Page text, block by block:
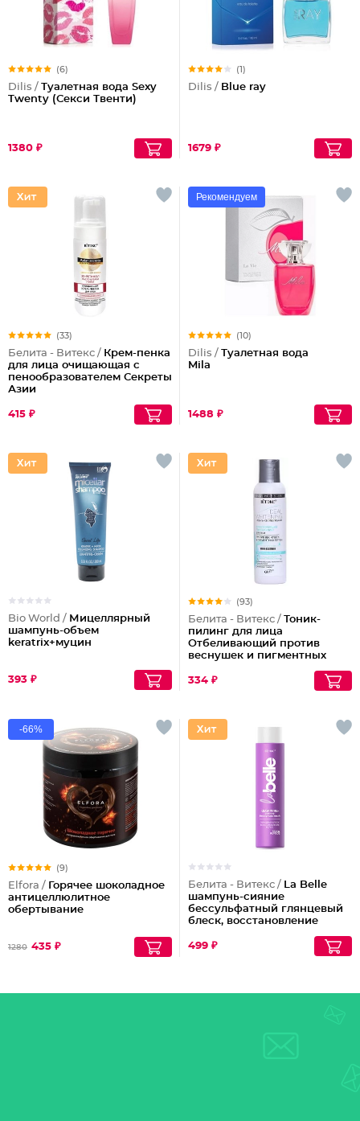
(6)
Dilis / Туалетная вода Sexy
Twenty (Секси Твенти)
1380 ₽
(1)
Dilis / Blue ray
1679 ₽
(33)
Белита - Витекс / Крем-пенка
для лица очищающая с
пенообразователем Секреты
Азии
415 ₽
Рекомендуем
(10)
Dilis / Туалетная вода
Mila
1488 ₽
Bio World / Мицеллярный
шампунь-объем
keratrix+муцин
393 ₽
(93)
Белита - Витекс / Тоник-
пилинг для лица
Отбеливающий против
веснушек и пигментных
334 ₽
-66%
(9)
Elfora / Горячее шоколадное
антицеллюлитное
обертывание
1280 435 ₽
Белита - Витекс /
La Belle
шампунь-сияние
бессульфатный глянцевый
блеск, восстановление
499 ₽